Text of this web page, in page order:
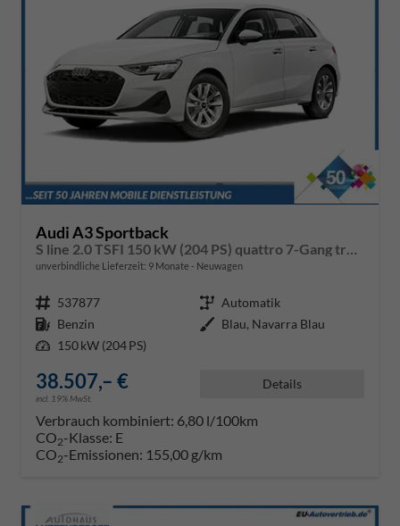
Audi A3 Sportback
unverbindliche Lieferzeit: 9 Monate Neuwagen
Fahrzeugnr. 537877 Getriebe Automatik
Kraftstoff Benzin Außenfarbe Blau, Navarra Blau
Leistung 150 kW (204 PS)
38.507,– €
incl. 19% MwSt.
Details
Verbrauch kombiniert: 6,80 l/100km
CO2-Klasse: E
CO2-Emissionen: 155,00 g/km